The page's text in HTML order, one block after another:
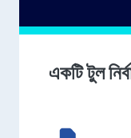
একটি টুল